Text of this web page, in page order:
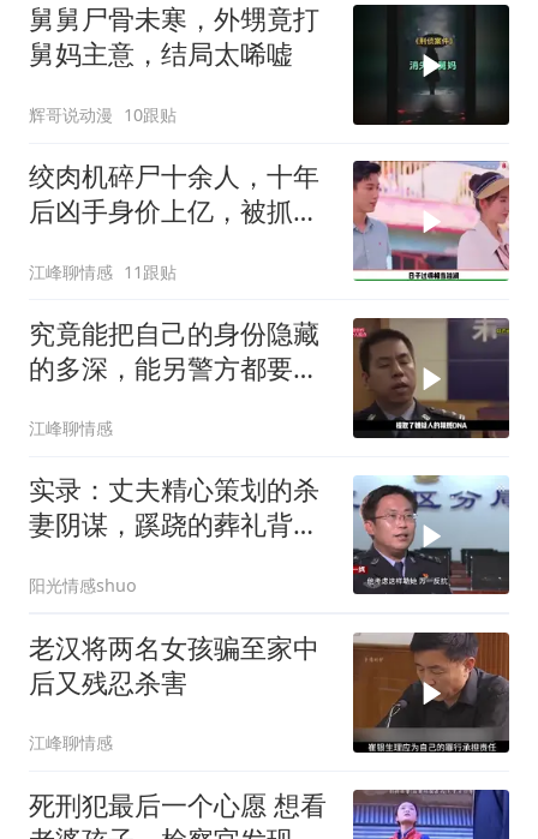
舅舅尸骨未寒，外甥竟打
舅妈主意，结局太唏嘘
辉哥说动漫 10跟贴
绞肉机碎尸十余人，十年
后凶手身价上亿，被抓后
江峰聊情感 11跟贴
究竟能把自己的身份隐藏
的多深，能另警方都要刮
江峰聊情感
实录：丈夫精心策划的杀
妻阴谋，蹊跷的葬礼背
阳光情感shuo
老汉将两名女孩骗至家中
后又残忍杀害
江峰聊情感
死刑犯最后一个心愿 想看